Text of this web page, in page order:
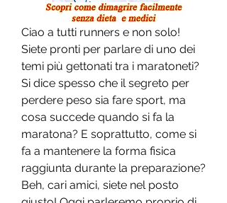
Ciao a tutti runners e non solo!
Siete pronti per parlare di uno dei
temi più gettonati tra i maratoneti?
Si dice spesso che il segreto per
perdere peso sia fare sport, ma
cosa succede quando si fa la
maratona? E soprattutto, come si
fa a mantenere la forma fisica
raggiunta durante la preparazione?
Beh, cari amici, siete nel posto